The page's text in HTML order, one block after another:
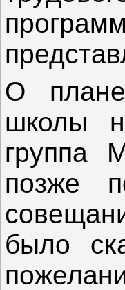
О
школы
группа
позже
было